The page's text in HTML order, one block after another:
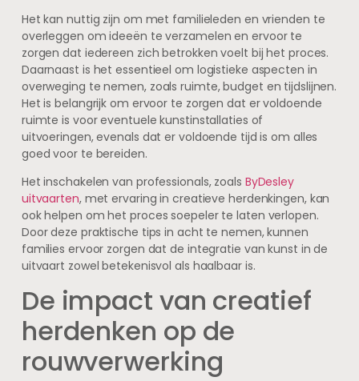
Het kan nuttig zijn om met familieleden en vrienden te
overleggen om ideeën te verzamelen en ervoor te
zorgen dat iedereen zich betrokken voelt bij het proces.
Daarnaast is het essentieel om logistieke aspecten in
overweging te nemen, zoals ruimte, budget en tijdslijnen.
Het is belangrijk om ervoor te zorgen dat er voldoende
ruimte is voor eventuele kunstinstallaties of
uitvoeringen, evenals dat er voldoende tijd is om alles
goed voor te bereiden.
Het inschakelen van professionals, zoals ByDesley
uitvaarten, met ervaring in creatieve herdenkingen, kan
ook helpen om het proces soepeler te laten verlopen.
Door deze praktische tips in acht te nemen, kunnen
families ervoor zorgen dat de integratie van kunst in de
uitvaart zowel betekenisvol als haalbaar is.
De impact van creatief
herdenken op de
rouwverwerking